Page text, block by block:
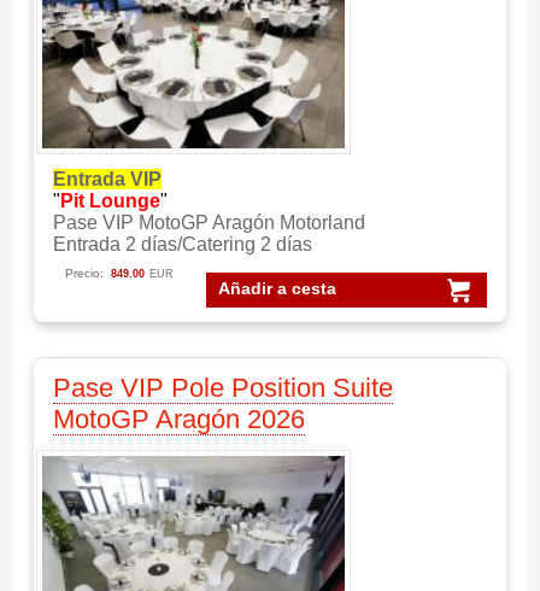
Entrada VIP
" Pit Lounge"
Pase VIP MotoGP Aragón Motorland
Entrada 2 días/Catering 2 días
Añadir a cesta
Precio: 849.00 EUR
Pase VIP Pole Position Suite
MotoGP Aragón 2026